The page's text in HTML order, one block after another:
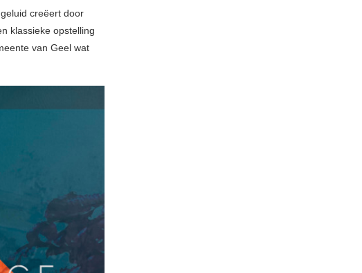
creëert door
klassieke opstelling
van Geel wat